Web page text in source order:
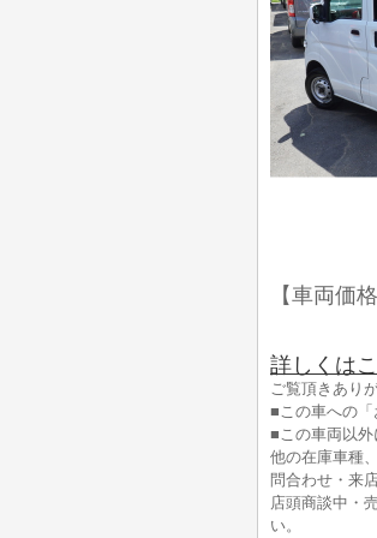
【車両価格
詳しくは
ご覧頂きあり
■この車への
■この車両以外
他の在庫車種
問合わせ・来
店頭商談中・
い。